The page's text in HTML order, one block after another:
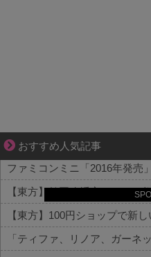
おすすめ人気記事
ぜんぶ私が中心、そう思った
ファミコンミニ「2016年発売
【東方】鶴岡八幡宮ぼんぼり
【東方】100円ショップで新